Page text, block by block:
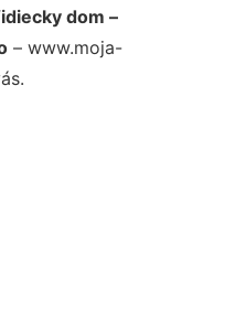
dom –
– www.moja-